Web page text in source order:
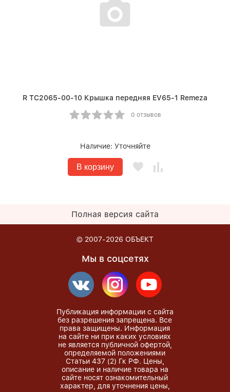
R TC2065-00-10 Крышка передняя EV65-1 Remeza
0 отзывов
Наличие: Уточняйте
В корзину
Полная версия сайта
© 2007-2026 ОБЪЕКТ
Мы в соцсетях
Публикация информации с сайта
без разрешения запрещена. Все
права защищены. Информация
на сайте ни при каких условиях
не является публичной офертой,
определяемой положениями
Статьи 437 (2) Гк РФ. Цены,
описание и наличие товара на
сайте носят ознакомительный
характер, для уточнения цены,